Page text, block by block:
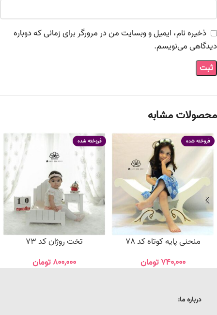
ذخیره نام، ایمیل و وبسایت من در مرورگر برای زمانی که دوباره
دیدگاهی می‌نویسم.
محصولات مشابه
فروخته شده
منحنی پایه کوتاه کد 78
۷۴۰,۰۰۰ تومان
فروخته شده
تخت روژان کد 73
۸۰۰,۰۰۰تومان
درباره ما: